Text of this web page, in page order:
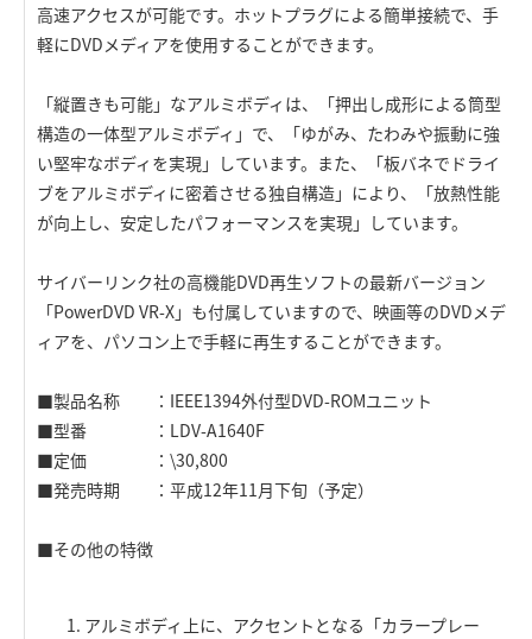
高速アクセスが可能です。ホットプラグによる簡単接続で、手
軽にDVDメディアを使用することができます。
「縦置きも可能」なアルミボディは、「押出し成形による筒型
構造の一体型アルミボディ」で、「ゆがみ、たわみや振動に強
い堅牢なボディを実現」しています。また、「板バネでドライ
ブをアルミボディに密着させる独自構造」により、「放熱性能
が向上し、安定したパフォーマンスを実現」しています。
サイバーリンク社の高機能DVD再生ソフトの最新バージョン
「PowerDVD VR-X」も付属していますので、映画等のDVDメデ
ィアを、パソコン上で手軽に再生することができます。
■製品名称 ：IEEE1394外付型DVD-ROMユニット
■型番 ：LDV-A1640F
■定価 ：\30,800
■発売時期 ：平成12年11月下旬（予定）
■その他の特徴
アルミボディ上に、アクセントとなる「カラープレー